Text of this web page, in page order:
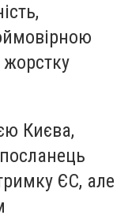
Києва,
ЄС, але